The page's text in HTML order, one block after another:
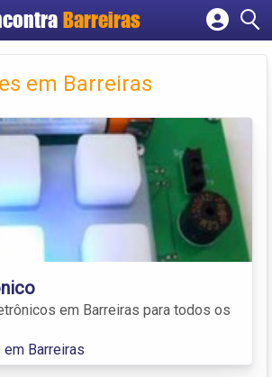
Barreiras
Cadastrar empresa
Criar conta
em Barreiras
em Barreiras para todos os
Barreiras